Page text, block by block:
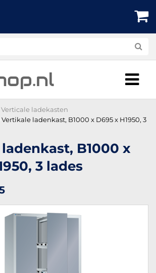
.nl
Verticale ladekasten
ladenkast, B1000 x D695 x H1950, 3
B1000 x
3 lades